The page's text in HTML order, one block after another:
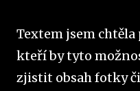
Textem jsem
kteří by tyto
zjistit obsah fotky